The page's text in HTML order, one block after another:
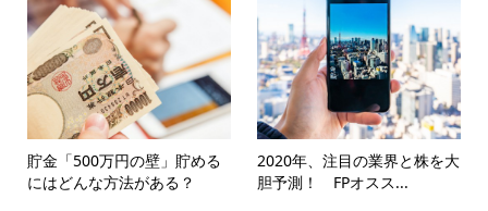
貯金「500万円の壁」貯める
にはどんな方法がある？
2020年、注目の業界と株を大
胆予測！ FPオスス...